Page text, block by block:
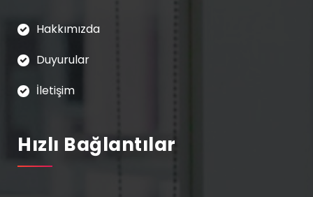
Hakkımızda
Duyurular
İletişim
Hızlı Bağlantılar